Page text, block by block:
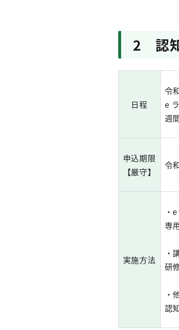
2 認知
日程
令
e
週
申込期限
【厳守】
令
実施方法
・
専
・
研
・
認